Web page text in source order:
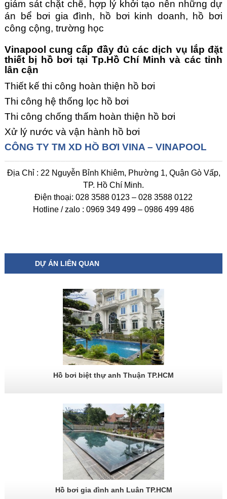
giám sát chặt chẽ, hợp lý khởi tạo nên những dự
án bể bơi gia đình, hồ bơi kinh doanh, hồ bơi
công cộng, trường học
Vinapool cung cấp đầy đủ các dịch vụ lắp đặt
thiết bị hồ bơi tại Tp.Hồ Chí Minh và các tỉnh
lân cận
Thiết kế thi công hoàn thiện hồ bơi
Thi công hệ thống lọc hồ bơi
Thi công chống thấm hoàn thiện hồ bơi
Xử lý nước và vận hành hồ bơi
CÔNG TY TM XD HỒ BƠI VINA – VINAPOOL
Địa Chỉ : 22 Nguyễn Bỉnh Khiêm, Phường 1, Quận Gò Vấp,
TP. Hồ Chí Minh.
Điện thoại: 028 3588 0123 – 028 3588 0122
Hotline / zalo : 0969 349 499 – 0986 499 486
DỰ ÁN LIÊN QUAN
Hồ bơi biệt thự anh Thuận TP.HCM
Hồ bơi gia đình anh Luân TP.HCM